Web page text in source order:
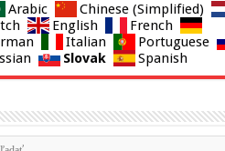
Arabic
Chinese (Simplified)
English
French
Italian
Portuguese
Slovak Spanish